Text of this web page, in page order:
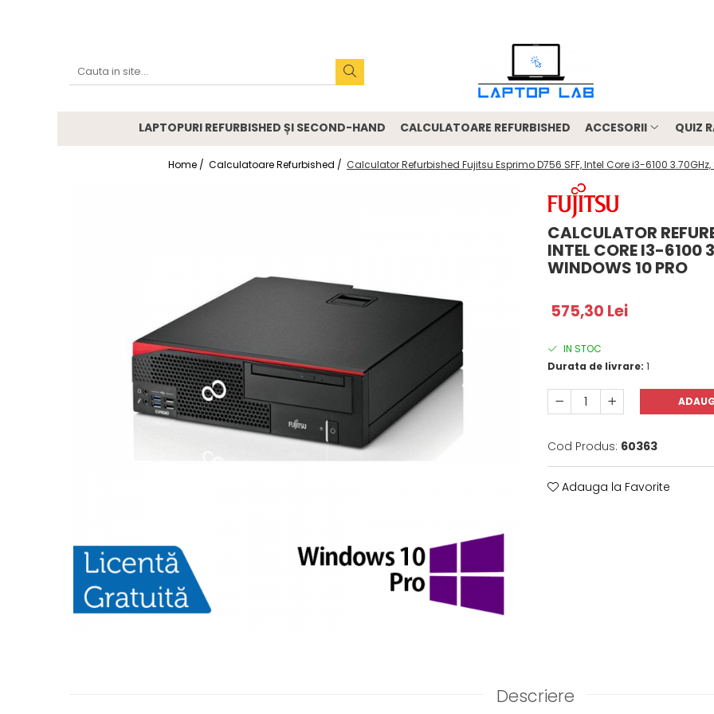
Genți și huse
Mouseuri
LAPTOPURI REFURBISHED ȘI SECOND-HAND CALCULATOARE REFURBISHED ACCESORII QUIZ
Home / Calculatoare Refurbished / Calculator Refurbished Fujitsu Esprimo D756 SFF, Intel Core i3-6100 3.70GHz,
CALCULATOR
INTEL CORE I3-6100
WINDOWS 10 PRO
575,30 Lei
IN STOC
Durata de livrare: 1
Cod Produs: 60363
Adauga la Favorite
Descriere